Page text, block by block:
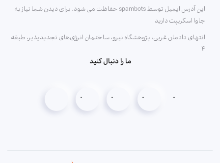
این آدرس ایمیل توسط spambots حفاظت می شود. برای دیدن شما نیاز به
جاوا اسکریپت دارید
انتهای دادمان غربی، پژوهشگاه نیرو، ساختمان انرژی‌های تجدیدپذیر، طبقه
۴
ما را دنبال کنید